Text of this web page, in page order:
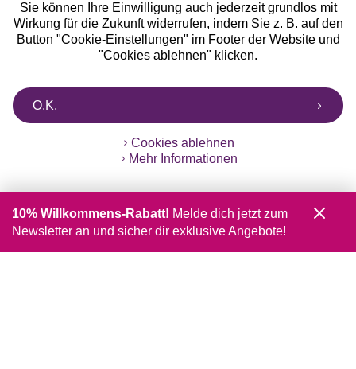
Sie können Ihre Einwilligung auch jederzeit grundlos mit
Wirkung für die Zukunft widerrufen, indem Sie z. B. auf den
Button "Cookie-Einstellungen" im Footer der Website und
"Cookies ablehnen" klicken.
O.K.
Cookies ablehnen
Mehr Informationen
10% Willkommens-Rabatt! Melde dich jetzt zum
Newsletter an und sicher dir exklusive Angebote!